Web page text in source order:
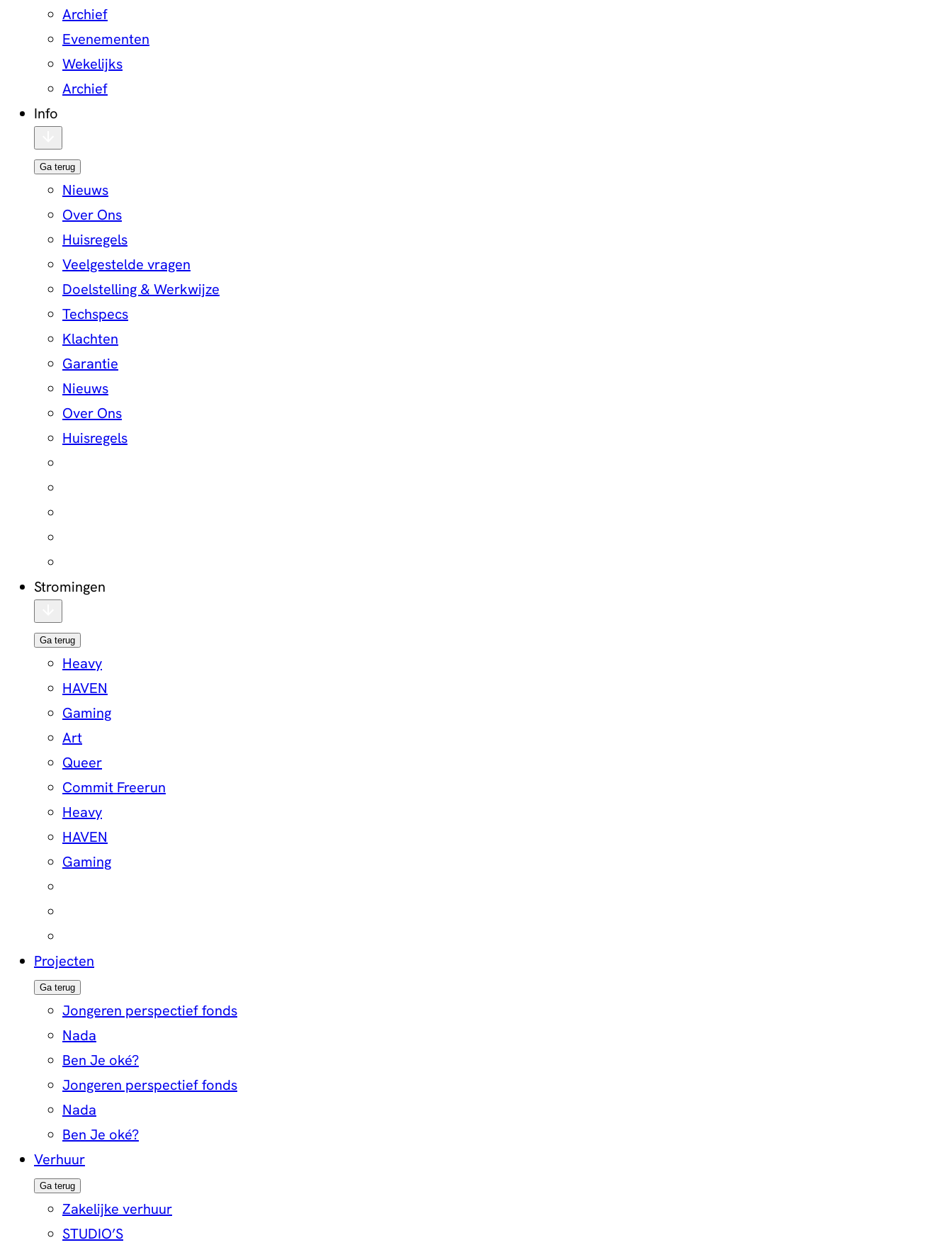
Archief
Evenementen
Wekelijks
Archief
Info
Ga terug
Nieuws
Over Ons
Huisregels
Veelgestelde vragen
Doelstelling & Werkwijze
Techspecs
Klachten
Garantie
Nieuws
Over Ons
Huisregels
Stromingen
Ga terug
Heavy
HAVEN
Gaming
Art
Queer
Commit Freerun
Heavy
HAVEN
Gaming
Projecten
Ga terug
Jongeren perspectief fonds
Nada
Ben Je oké?
Jongeren perspectief fonds
Nada
Ben Je oké?
Verhuur
Ga terug
Zakelijke verhuur
STUDIO’S